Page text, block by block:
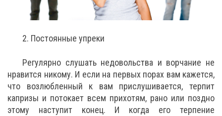
2. Постоянные упреки
Регулярно слушать недовольства и ворчание не
нравится никому. И если на первых порах вам кажется,
что возлюбленный к вам прислушивается, терпит
капризы и потокает всем прихотям, рано или поздно
этому наступит конец. И когда его терпение